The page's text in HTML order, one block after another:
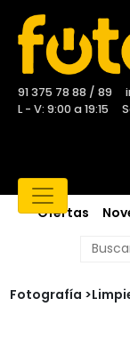
91 375 78 88 / 89
L - V: 9:00 a 19:15
Ofertas
Fotografía >